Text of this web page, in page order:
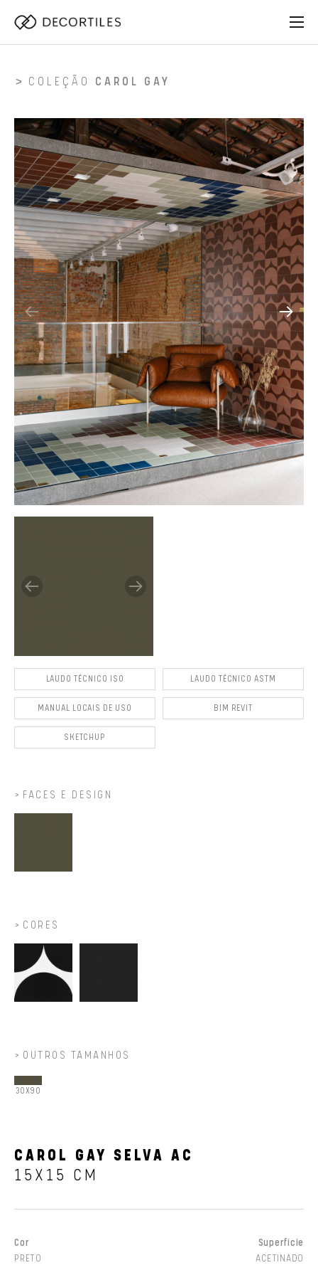
COLEÇÃO CAROL GAY
LAUDO TÉCNICO ISO LAUDO TÉCNICO ASTM
MANUAL LOCAIS DE USO BIM REVIT
SKETCHUP
FACES E DESIGN
CORES
OUTROS TAMANHOS
30X90
CAROL GAY SELVA AC
15X15 CM
Cor
PRETO
Superfície
ACETINADO